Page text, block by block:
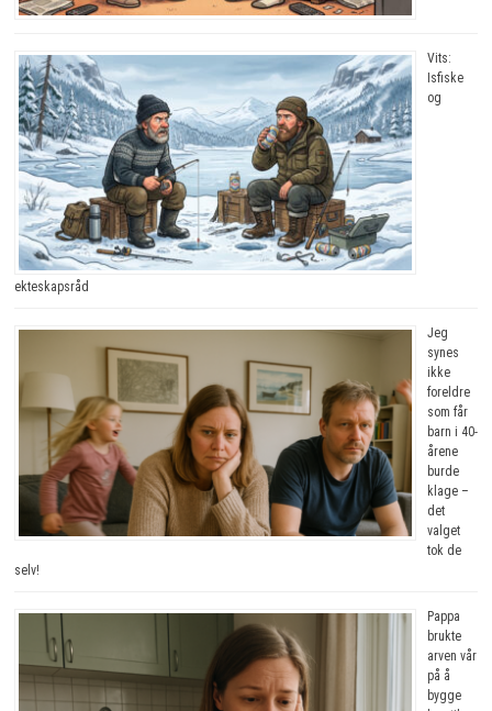
Vits:
Isfiske
og
ekteskapsråd
Jeg
synes
ikke
foreldre
som får
barn i 40-
årene
burde
klage –
det
valget
tok de
selv!
Pappa
brukte
arven vår
på å
bygge